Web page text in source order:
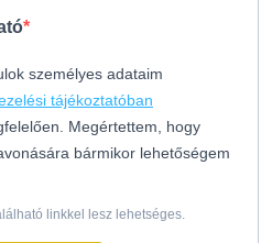
személyes adataim
tájékoztatóban
Megértettem, hogy
bármikor lehetőségem
linkkel lesz lehetséges.